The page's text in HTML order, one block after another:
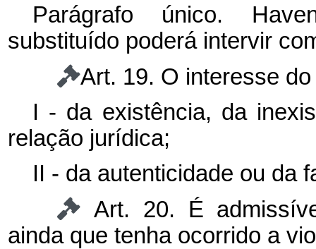
Parágrafo único.
substituído poderá intervir
Art. 19. O interesse
I - da existência, da
relação jurídica;
II - da autenticidade ou da
Art. 20. É
ainda que tenha ocorrido a